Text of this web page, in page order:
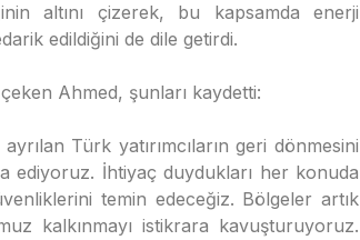
altını çizerek, bu kapsamda enerji
edildiğini de dile getirdi.
Ahmed, şunları kaydetti:
Türk yatırımcıların geri dönmesini
ediyoruz. İhtiyaç duydukları her konuda
temin edeceğiz. Bölgeler artık
kalkınmayı istikrara kavuşturuyoruz.